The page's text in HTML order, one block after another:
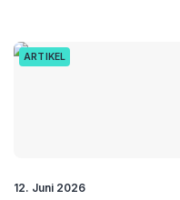
ARTIKEL
12. Juni 2026